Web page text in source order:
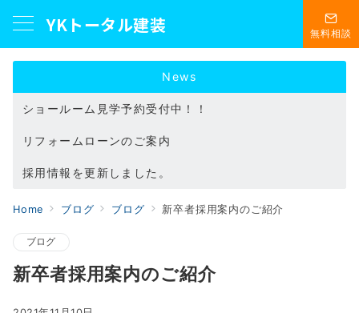
YKトータル建装 無料相談
News
Home ブログ ブログ 新卒者採用案内のご紹介
ブログ
新卒者採用案内のご紹介